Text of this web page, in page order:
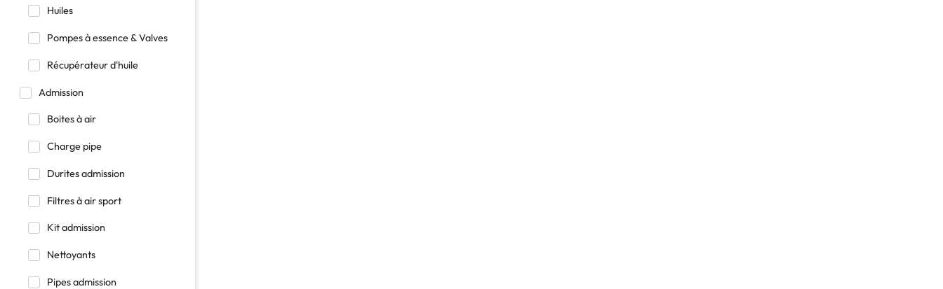
Huiles
Pompes à essence & Valves
Récupérateur d'huile
Admission
Boites à air
Charge pipe
Durites admission
Filtres à air sport
Kit admission
Nettoyants
Pipes admission